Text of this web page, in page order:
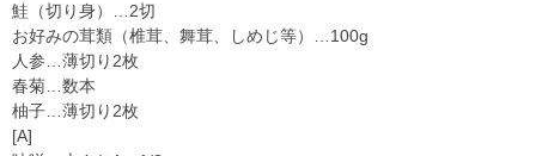
鮭（切り身）…2切
お好みの茸類（椎茸、舞茸、しめじ等）…100g
人参…薄切り2枚
春菊…数本
柚子…薄切り2枚
[A]